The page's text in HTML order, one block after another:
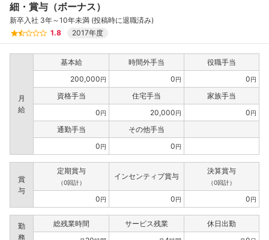
細・賞与（ボーナス）
新卒入社 3年～10年未満 (投稿時に退職済み)
1.8
2017年度
月
給
基本給 時間外手当
役職手当
200,000円 0円 0円
資格手当 住宅手当
家族手当
0円 20,000円 0円
通勤手当
その他手当
0円 0円
賞
与
定期賞与
（0回計）
インセンティブ賞与
決算賞与
（0回計）
0円 0円 0円
勤
務
総残業時間 サービス残業 休日出勤